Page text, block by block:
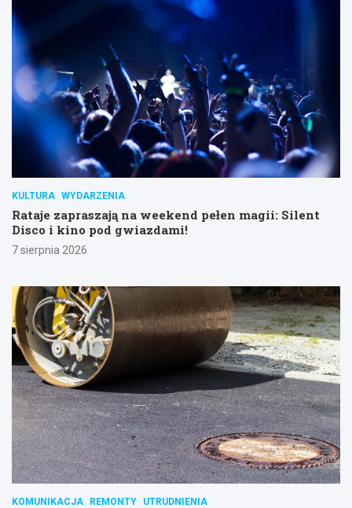
KULTURA WYDARZENIA
Rataje zapraszają na weekend pełen magii: Silent
Disco i kino pod gwiazdami!
7 sierpnia 2026
KOMUNIKACJA REMONTY UTRUDNIENIA